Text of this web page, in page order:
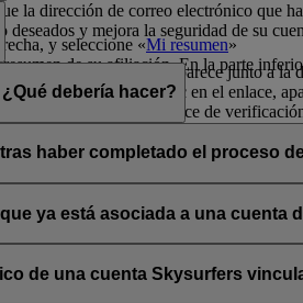
y seleccione «Mi resumen»
de su afiliación. En la parte
Skywards.
situados en la esquina superior
la dirección de correo electrónico que
y mejora la seguridad de su
«Verificar» que aparece junto a
Al hacer clic en el enlace,
en cuenta que el enlace de
debería hacer?
los mensajes se filtran de forma
la opción «Verificar» en la sección
haber completado el proceso
y única aunque haya verificado su
ya está asociada a una cuenta
a direcciones de correo
Póngase en contacto con nosotros
de una cuenta Skysurfers